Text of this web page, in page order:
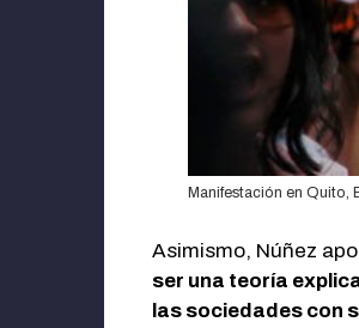
Manifestación en Quito,
Asimismo, Núñez
ser una teoría
las sociedades con